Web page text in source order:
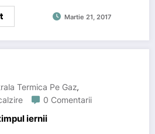
Martie 21, 2017
Termica Pe Gaz,
0 Comentarii
iernii